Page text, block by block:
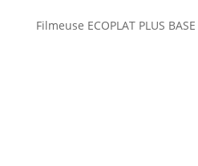
Filmeuse ECOPLAT PLUS BASE